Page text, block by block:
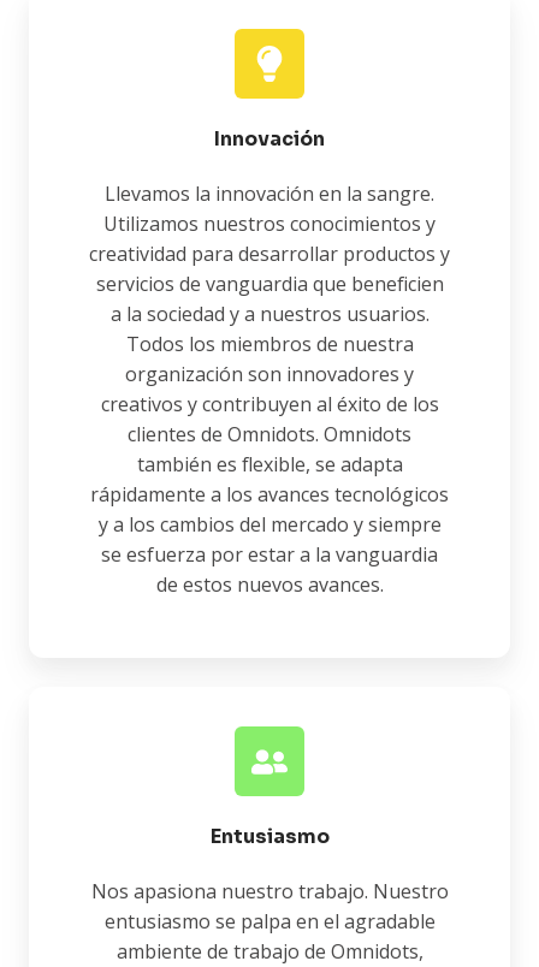
Innovación
Llevamos la innovación en la sangre.
Utilizamos nuestros conocimientos y
creatividad para desarrollar productos y
servicios de vanguardia que beneficien
a la sociedad y a nuestros usuarios.
Todos los miembros de nuestra
organización son innovadores y
creativos y contribuyen al éxito de los
clientes de Omnidots. Omnidots
también es flexible, se adapta
rápidamente a los avances tecnológicos
y a los cambios del mercado y siempre
se esfuerza por estar a la vanguardia
de estos nuevos avances.
Entusiasmo
Nos apasiona nuestro trabajo. Nuestro
entusiasmo se palpa en el agradable
ambiente de trabajo de Omnidots,